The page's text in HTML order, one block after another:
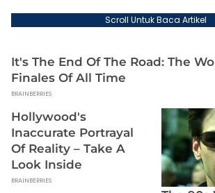
Scroll Untuk Baca Artikel